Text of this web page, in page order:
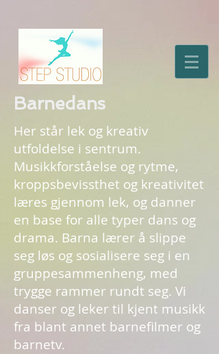
Barnedans
Her står lek og kreativ
utfoldelse i sentrum.
Musikkforståelse og rytme,
kroppsbevissthet og kreativitet
læres gjennom lek, og danner
en base for alle typer dans og
drama. Barna lærer å slippe
seg løs og sosialisere seg i en
gruppesammenheng, med
trygge rammer rundt seg. Vi
danser og leker til kjent musikk
fra blant annet barnefilmer og
barnetv.